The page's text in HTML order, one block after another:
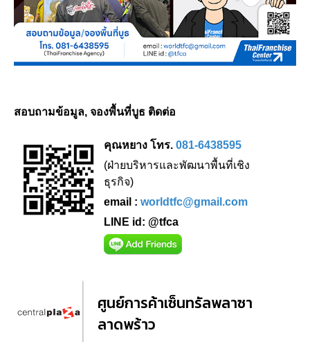
สอบถามข้อมูล, จองพื้นที่บูธ ติดต่อ
คุณหยาง โทร. 081-6438595
(ฝ่ายบริหารและพัฒนาพื้นที่เชิง
ธุรกิจ)
email : worldtfc@gmail.com
LINE id: @tfca
ศูนย์การค้าเซ็นทรัลพลาซา
ลาดพร้าว